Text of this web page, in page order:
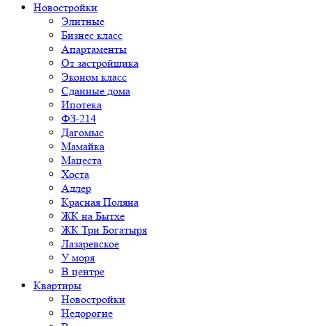
Новостройки
Элитные
Бизнес класс
Апартаменты
От застройщика
Эконом класс
Сданные дома
Ипотека
ФЗ-214
Дагомыс
Мамайка
Мацеста
Хоста
Адлер
Красная Поляна
ЖК на Бытхе
ЖК Три Богатыря
Лазаревское
У моря
В центре
Квартиры
Новостройки
Недорогие